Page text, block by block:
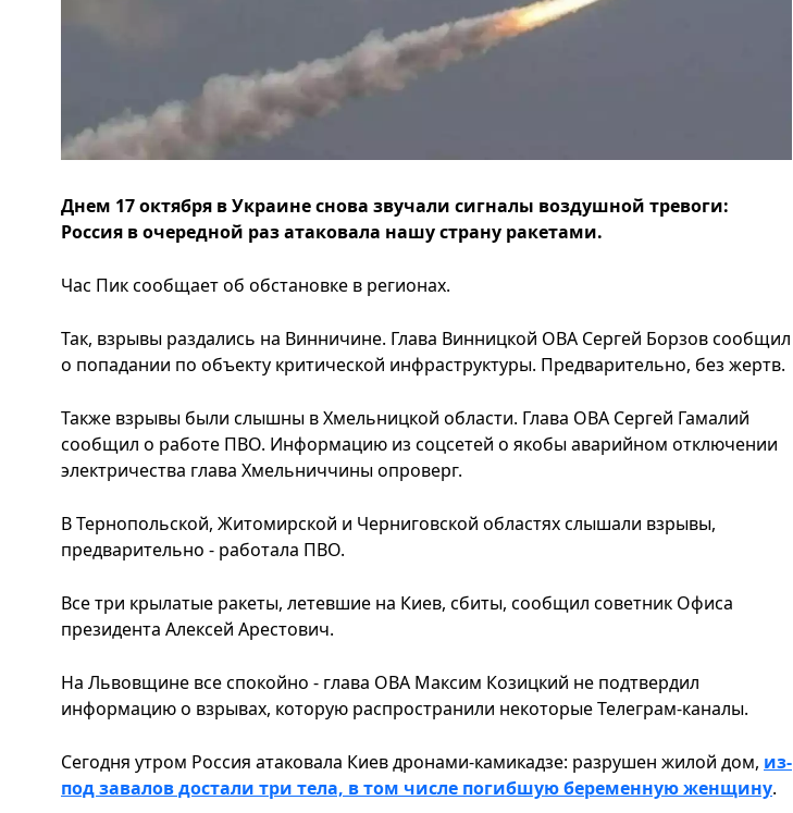
Днем 17 октября в Украине снова звучали сигналы воздушной тревоги:
Россия в очередной раз атаковала нашу страну ракетами.
Час Пик сообщает об обстановке в регионах.
Так, взрывы раздались на Винничине. Глава Винницкой ОВА Сергей Борзов сообщил
о попадании по объекту критической инфраструктуры. Предварительно, без жертв.
Также взрывы были слышны в Хмельницкой области. Глава ОВА Сергей Гамалий
сообщил о работе ПВО. Информацию из соцсетей о якобы аварийном отключении
электричества глава Хмельниччины опроверг.
В Тернопольской, Житомирской и Черниговской областях слышали взрывы,
предварительно - работала ПВО.
Все три крылатые ракеты, летевшие на Киев, сбиты, сообщил советник Офиса
президента Алексей Арестович.
На Львовщине все спокойно - глава ОВА Максим Козицкий не подтвердил
информацию о взрывах, которую распространили некоторые Телеграм-каналы.
Сегодня утром Россия атаковала Киев дронами-камикадзе: разрушен жилой дом, из-
под завалов достали три тела, в том числе погибшую беременную женщину.